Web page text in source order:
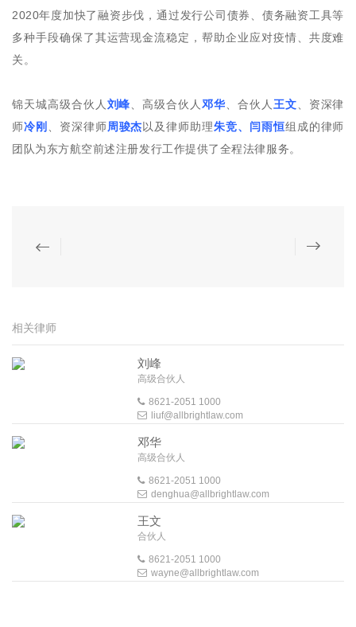
2020年度加快了融资步伐，通过发行公司债券、债务融资工具等
多种手段确保了其运营现金流稳定，帮助企业应对疫情、共度难
关。
锦天城高级合伙人 刘峰 、高级合伙人邓华、合伙人 王文 、资深律
师冷刚 、资深律师周骏杰以及律师助理朱竞、闫雨恒组成的律师
团队为东方航空前述注册发行工作提供了全程法律服务。
相关律师
刘峰
高级合伙人
8621-2051 1000
liuf@allbrightlaw.com
邓华
高级合伙人
8621-2051 1000
denghua@allbrightlaw.com
王文
合伙人
8621-2051 1000
wayne@allbrightlaw.com